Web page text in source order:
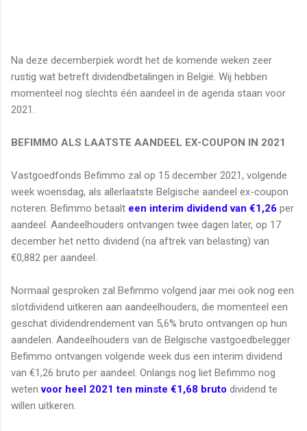
Na deze decemberpiek wordt het de komende weken zeer
rustig wat betreft dividendbetalingen in België. Wij hebben
momenteel nog slechts één aandeel in de agenda staan voor
2021.
BEFIMMO ALS LAATSTE AANDEEL EX-COUPON IN 2021
Vastgoedfonds Befimmo zal op 15 december 2021, volgende
week woensdag, als allerlaatste Belgische aandeel ex-coupon
noteren. Befimmo betaalt een interim dividend van €1,26 per
aandeel. Aandeelhouders ontvangen twee dagen later, op 17
december het netto dividend (na aftrek van belasting) van
€0,882 per aandeel.
Normaal gesproken zal Befimmo volgend jaar mei ook nog een
slotdividend uitkeren aan aandeelhouders, die momenteel een
geschat dividendrendement van 5,6% bruto ontvangen op hun
aandelen. Aandeelhouders van de Belgische vastgoedbelegger
Befimmo ontvangen volgende week dus een interim dividend
van €1,26 bruto per aandeel. Onlangs nog liet Befimmo nog
wetenvoor heel 2021 ten minste €1,68 bruto dividend te
willen uitkeren.